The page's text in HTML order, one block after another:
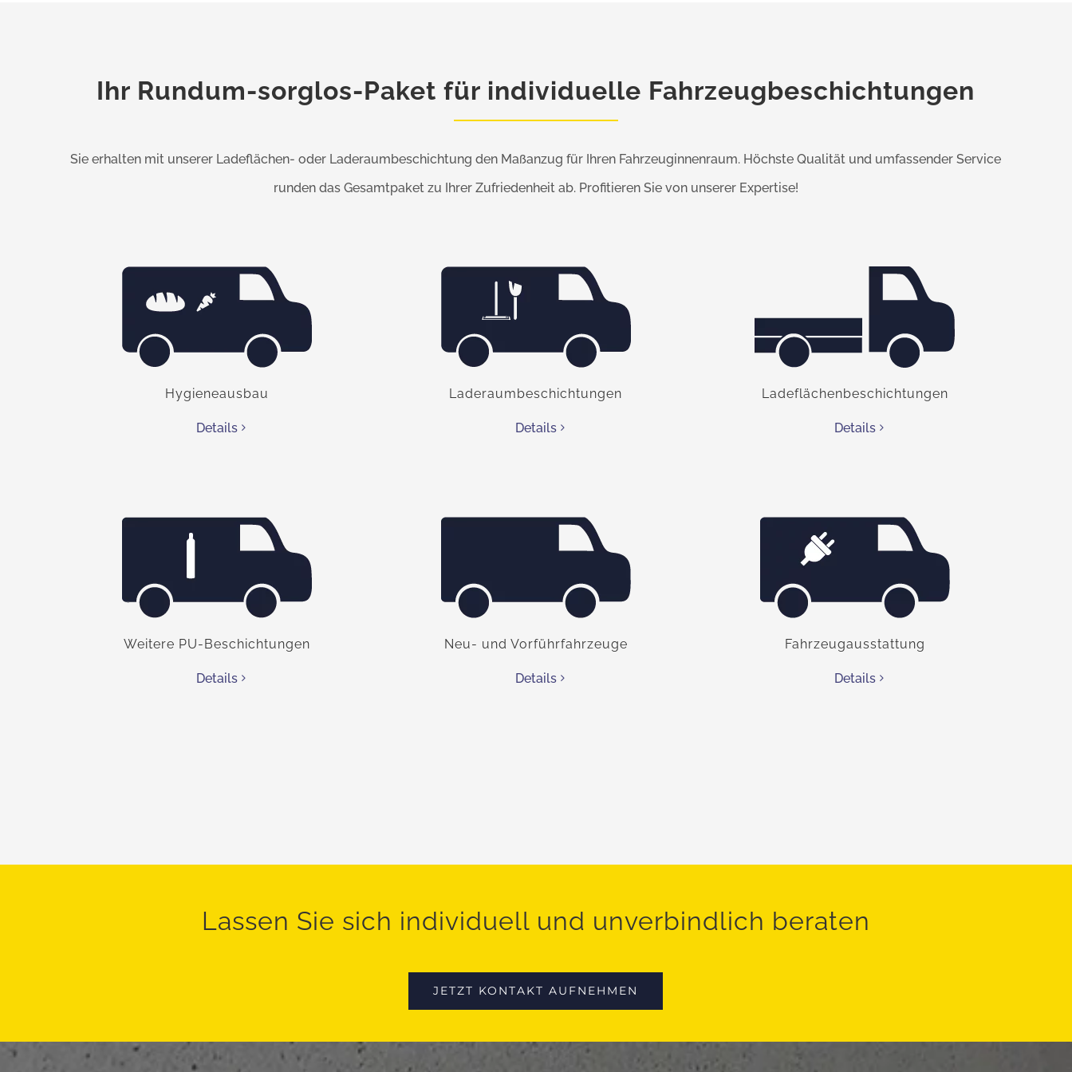
Ihr Rundum-sorglos-Paket für individuelle Fahrzeugbeschichtungen
Sie erhalten mit unserer Ladeflächen- oder Laderaumbeschichtung den Maßanzug für Ihren Fahrzeuginnenraum. Höchste Qualität und umfassender Service
runden das Gesamtpaket zu Ihrer Zufriedenheit ab. Profitieren Sie von unserer Expertise!
Hygieneausbau
Details
Laderaumbeschichtungen
Details
Ladeflächenbeschichtungen
Details
Weitere PU-Beschichtungen
Details
Neu- und Vorführfahrzeuge
Details
Fahrzeugausstattung
Details
Lassen Sie sich individuell und unverbindlich beraten
JETZT KONTAKT AUFNEHMEN